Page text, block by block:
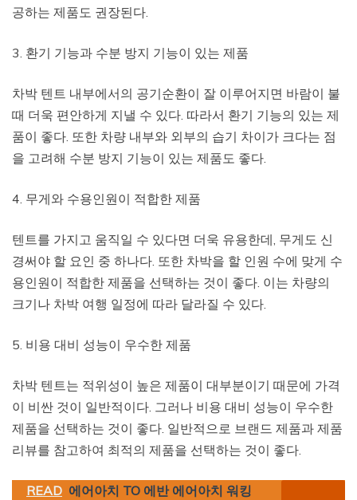
공하는 제품도 권장된다.
3. 환기 기능과 수분 방지 기능이 있는 제품
차박 텐트 내부에서의 공기순환이 잘 이루어지면 바람이 불
때 더욱 편안하게 지낼 수 있다. 따라서 환기 기능의 있는 제
품이 좋다. 또한 차량 내부와 외부의 습기 차이가 크다는 점
을 고려해 수분 방지 기능이 있는 제품도 좋다.
4. 무게와 수용인원이 적합한 제품
텐트를 가지고 움직일 수 있다면 더욱 유용한데, 무게도 신
경써야 할 요인 중 하나다. 또한 차박을 할 인원 수에 맞게 수
용인원이 적합한 제품을 선택하는 것이 좋다. 이는 차량의
크기나 차박 여행 일정에 따라 달라질 수 있다.
5. 비용 대비 성능이 우수한 제품
차박 텐트는 적위성이 높은 제품이 대부분이기 때문에 가격
이 비싼 것이 일반적이다. 그러나 비용 대비 성능이 우수한
제품을 선택하는 것이 좋다. 일반적으로 브랜드 제품과 제품
리뷰를 참고하여 최적의 제품을 선택하는 것이 좋다.
READ 에어아치 TO 에반 에어아치 워킹